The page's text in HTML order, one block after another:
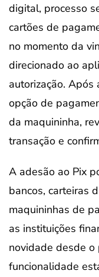
digital, processo
cartões de
no momento da
direcionado ao
autorização. Após
opção de
da maquininha,
transação e
A adesão ao Pix
bancos, carteiras
maquininhas de
as instituições
novidade desde o
funcionalidade